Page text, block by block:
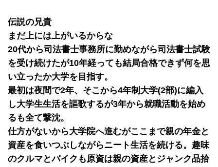
伝説の兄貴
まだ上には上がいるからな
20代から司法書士事務所に勤めながら司法書士試験
を受け続けたが10年経っても結局合格できず何を思
い立ったか大学を目指す。
最初は夜間で2年、そこから4年制大学(2部)に編入
し大学生生活を謳歌するが3年から就職活動を始め
るも全て撃沈。
仕方がないから大学院へ進むがここまで親の年金と
資産を食いつぶしながらニート生活を続ける。趣味
のクルマとバイクも原資は親の資産とジャンク品拾